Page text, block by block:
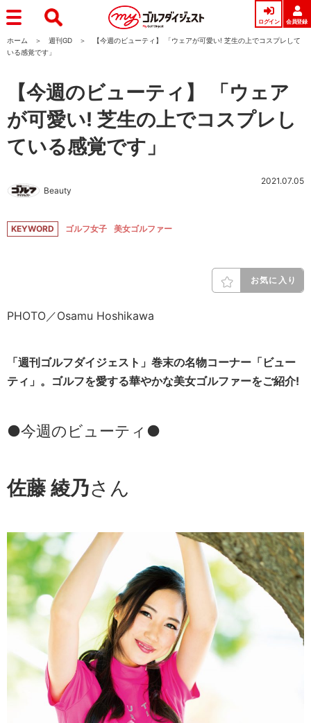
ログイン 会員登録
ホーム 週刊GD
【今週のビューティ】 「ウェアが可愛い! 芝生の上でコスプレして
いる感覚です」
【今週のビューティ】 「ウェア
が可愛い! 芝生の上でコスプレし
ている感覚です」
Beauty
2021.07.05
KEYWORD ゴルフ女子 美女ゴルファー
お気に入り
PHOTO／Osamu Hoshikawa
「週刊ゴルフダイジェスト」巻末の名物コーナー「ビュー
ティ」。ゴルフを愛する華やかな美女ゴルファーをご紹介!
●今週のビューティ●
佐藤 綾乃さん